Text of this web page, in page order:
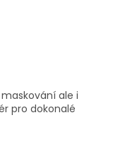
ale i
pro dokonalé